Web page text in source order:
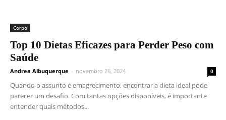
Corpo
Top 10 Dietas Eficazes para Perder Peso com
Saúde
Andrea Albuquerque - novembro 26, 2024 0
Quando o assunto é emagrecimento, encontrar a dieta ideal pode
parecer um desafio. Com tantas opções disponíveis, é importante
entender quais métodos...